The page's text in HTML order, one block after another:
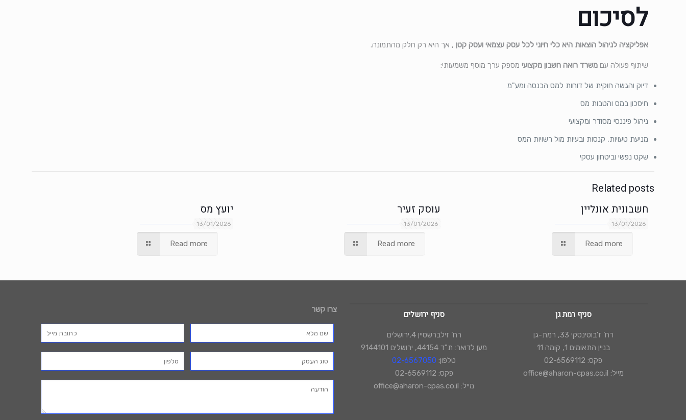
לסיכום
אפליקציה לניהול הוצאות היא כלי חיוני לכל עסק עצמאי ועסק קטן , אך היא רק חלק מהתמונה.
שיתוף פעולה עםמשרד רואה חשבון מקצועי מספק ערך מוסף משמעותי:
דיוק והגשה חוקית של דוחות למס הכנסה ומע"מ
חיסכון במס והטבות מס
ניהול פיננסי מסודר ומקצועי
מניעת טעויות, קנסות ובעיות מול רשויות המס
שקט נפשי וביטחון עסקי
Related posts
13/01/2026
חשבונית אונליין
Read more
13/01/2026
עוסק זעיר
Read more
13/01/2026
יועץ מס
Read more
סניף רמת גן
רח’ ז'בוטינסקי 33, רמת-גן
בניין התאומים 1, קומה 11
פקס: 02-6569112
מייל: office@aharon-cpas.co.il
סניף ירושלים
רח’ זילברשטיין 4,ירושלים
מען לדואר: ת"ד 44154, ירושלים 9144101
טלפון: 02-6567050
פקס: 02-6569112
מייל: office@aharon-cpas.co.il
צרו קשר